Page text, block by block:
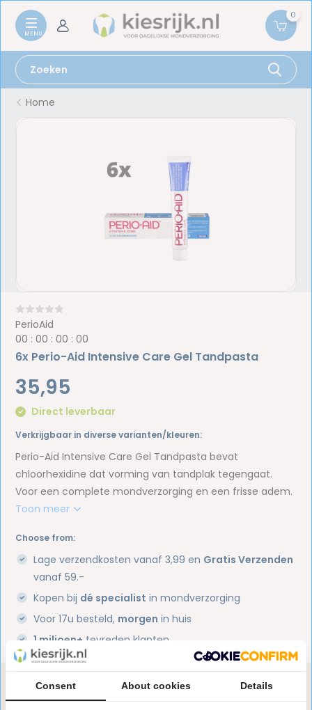
0
Home
PerioAid
00 :00 :00 :00
6x Perio-Aid Intensive Care Gel Tandpasta
35,95
Direct leverbaar
Verkrijgbaar in diverse varianten/kleuren:
Perio-Aid Intensive Care Gel Tandpasta bevat
chloorhexidine dat vorming van tandplak tegengaat.
Voor een complete mondverzorging en een frisse adem.
Toon meer
Choose from:
Lage verzendkosten vanaf 3,99 en Gratis Verzenden
vanaf 59.-
Kopen bij dé specialist in mondverzorging
Voor 17u besteld, morgen in huis
1 miljoen+ tevreden klanten
Heb je een vraag over dit product?
Consent About cookies Details